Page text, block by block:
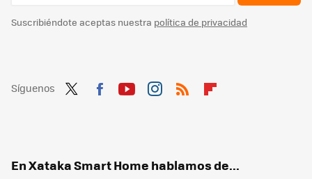
Suscribiéndote aceptas nuestra política de privacidad
Síguenos
En Xataka Smart Home hablamos de...